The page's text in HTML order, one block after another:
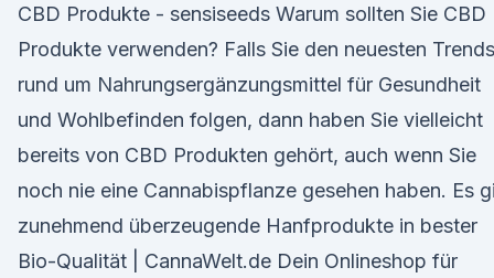
CBD Produkte - sensiseeds Warum sollten Sie CBD
Produkte verwenden? Falls Sie den neuesten Trends
rund um Nahrungsergänzungsmittel für Gesundheit
und Wohlbefinden folgen, dann haben Sie vielleicht
bereits von CBD Produkten gehört, auch wenn Sie
noch nie eine Cannabispflanze gesehen haben. Es
zunehmend überzeugende Hanfprodukte in bester
Bio-Qualität | CannaWelt.de Dein Onlineshop für